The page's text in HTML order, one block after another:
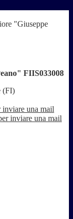
"Giuseppe
FIIS033008
(FI)
una mail
inviare una mail